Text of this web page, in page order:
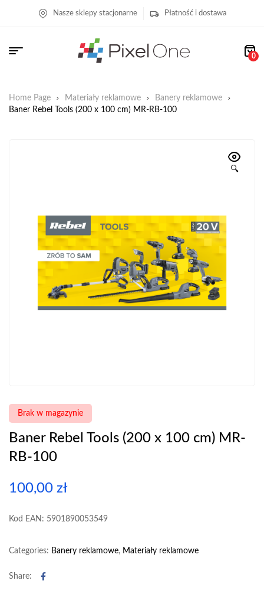
Nasze sklepy stacjonarne Płatność i dostawa
0
Home Page Materiały reklamowe
Banery reklamowe
Baner Rebel Tools (200 x 100 cm) MR-RB-100
🔍
Brak w magazynie
Baner Rebel Tools (200 x 100 cm) MR-
RB-100
100,00 zł
Kod EAN: 5901890053549
Categories: Banery reklamowe, Materiały reklamowe
Share: Facebook